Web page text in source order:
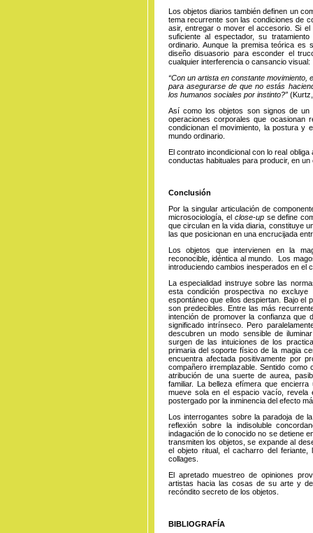
Los objetos diarios también definen un
tema recurrente son las condiciones de
asir, entregar o mover el accesorio. Si
suficiente al espectador, su
ordinario. Aunque la premisa teórica es
diseño disuasorio para esconder el
cualquier interferencia o cansancio visual:
“Con un artista en constante
para asegurarse de que no estás
los humanos sociales por instinto?”(Kurtz,
Así como los objetos son signos de un
operaciones corporales que ocasionan
condicionan el movimiento, la postura y
mundo ordinario.
El contrato incondicional con lo real
conductas habituales para producir, en
Conclusión
Por la singular articulación de
microsociología, el close-upse define
que circulan en la vida diaria, constituye
las que posicionan en una encrucijada
Los objetos que intervienen en la
reconocible, idéntica al mundo. Los
introduciendo cambios inesperados en
La especialidad instruye sobre las
esta condición prospectiva no
espontáneo que ellos despiertan. Bajo el
son predecibles. Entre las más
intención de promover la confianza que
significado intrínseco. Pero
descubren un modo sensible de
surgen de las intuiciones de los
primaria del soporte físico de la magia
encuentra afectada positivamente por
compañero irremplazable. Sentido
atribución de una suerte de aurea,
familiar. La belleza efímera que
mueve sola en el espacio vacío, revela
postergado por la inminencia del efecto
Los interrogantes sobre la paradoja de
reflexión sobre la indisoluble
indagación de lo conocido no se detiene
transmiten los objetos, se expande al
el objeto ritual, el cacharro del
collages.
El apretado muestreo de opiniones
artistas hacia las cosas de su arte y
recóndito secreto de los objetos.
BIBLIOGRAFÍA